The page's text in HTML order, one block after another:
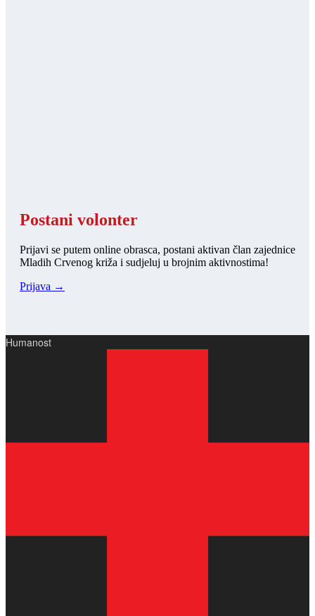
Postani volonter
Prijavi se putem online obrasca, postani aktivan član zajednice
Mladih Crvenog križa i sudjeluj u brojnim aktivnostima!
Prijava →
Humanost